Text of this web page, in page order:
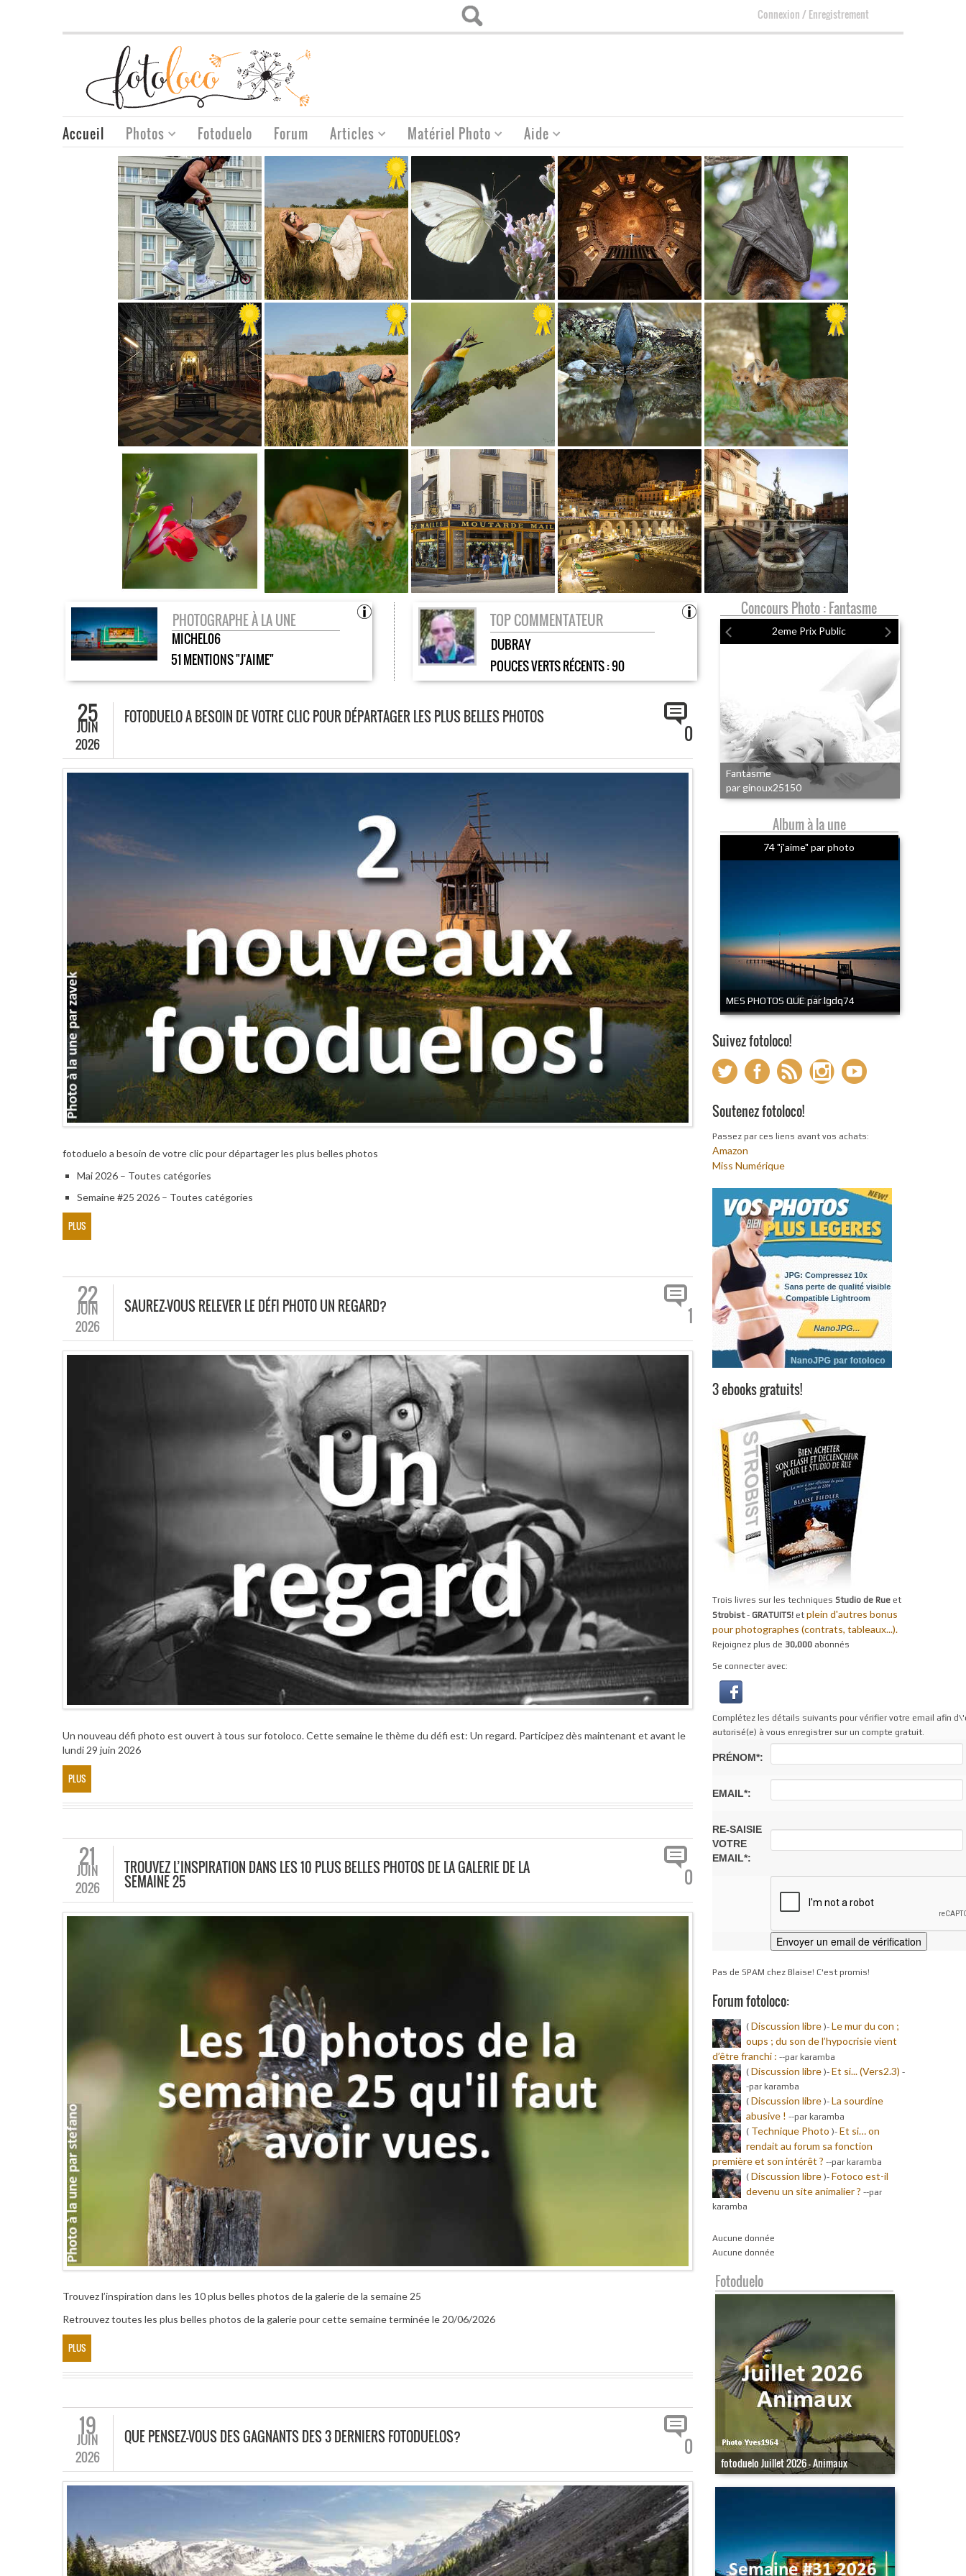
Connexion/Enregistrement
Accueil Photos Fotoduelo Forum Articles Matériel Photo Aide
PHOTOGRAPHE À LA UNE
MICHEL06
51 MENTIONS "J'AIME"
TOP COMMENTATEUR
DUBRAY
POUCES VERTS RÉCENTS :90
25
JUIN
2026
FOTODUELO A BESOIN DE VOTRE CLIC POUR DÉPARTAGER LES PLUS BELLES PHOTOS
0
fotoduelo a besoin de votre clic pour départager les plus belles photos
Mai 2026 – Toutes catégories
Semaine #25 2026 – Toutes catégories
PLUS
22
JUIN
2026
SAUREZ-VOUS RELEVER LE DÉFI PHOTO UN REGARD? 1
Un nouveau défi photo est ouvert à tous sur fotoloco. Cette semaine le thème du défi est: Un regard. Participez dès maintenant et avant le
lundi 29 juin 2026
PLUS
21
JUIN
2026
TROUVEZ L’INSPIRATION DANS LES 10 PLUS BELLES PHOTOS DE LA GALERIE DE LA
SEMAINE 25 0
Trouvez l’inspiration dans les 10 plus belles photos de la galerie de la semaine 25
Retrouvez toutes les plus belles photos de la galerie pour cette semaine terminée le 20/06/2026
PLUS
19
JUIN
2026
QUE PENSEZ-VOUS DES GAGNANTS DES 3 DERNIERS FOTODUELOS? 0
Concours Photo : Fantasme
2eme Prix Public
Fantasme
par ginoux25150
Album à la une
74 "j'aime" par photo
MES PHOTOS QUE par lgdq74
Suivez fotoloco!
Soutenez fotoloco!
Passez par ces liens avant vos achats:
Amazon
Miss Numérique
3 ebooks gratuits!
Trois livres sur les techniques Studio de Rueet
Strobist- GRATUITS! et plein d'autres bonus
pour photographes (contrats, tableaux...).
Rejoignez plus de 30,000abonnés
Se connecter avec:
Complétez les détails suivants pour vérifier votre email afin
autorisé(e) à vous enregistrer sur un compte gratuit.
PRÉNOM*:
EMAIL*:
RE-SAISIE
VOTRE
EMAIL*:
Pas de SPAM chez Blaise! C'est promis!
Forum fotoloco:
( Discussion libre)- Le mur du con ;
oups ; du son de l’hypocrisie vient
d’être franchi : --par karamba
( Discussion libre)- Et si... (Vers2.3) -
-par karamba
( Discussion libre)- La sourdine
abusive ! --par karamba
( Technique Photo )- Et si… on
rendait au forum sa fonction
première et son intérêt ? --par karamba
( Discussion libre)- Fotoco est-il
devenu un site animalier ? --par
karamba
Aucune donnée
Aucune donnée
Fotoduelo
fotoduelo Juillet 2026 - Animaux